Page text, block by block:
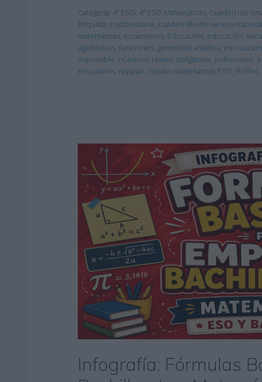
Categoría: 4º ESO, 4º ESO Matemáticas, Cuadernos
Etiqueta: combinatoria, cuadernillo de verano
matemáticas, ecuaciones, Educación, educación
algebraicas, funciones, geometría analítica,
imprimible, números reales, obligatoria, polinomios,
educativos, repasar, repaso matemáticas ESO, Ruffini,
Infografía: Fórmulas